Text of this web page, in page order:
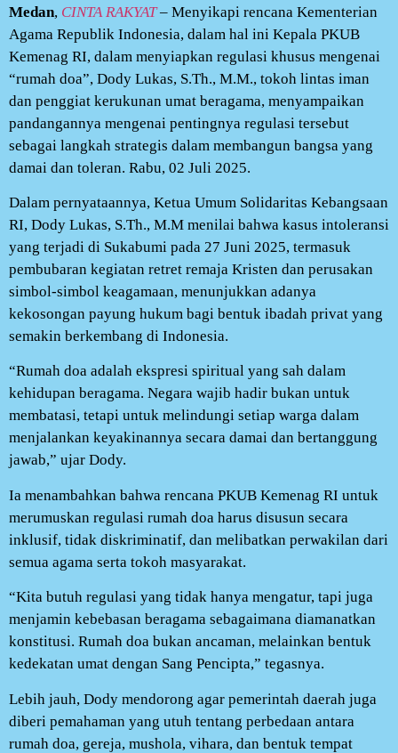
Medan, CINTA RAKYAT– Menyikapi rencana Kementerian
Agama Republik Indonesia, dalam hal ini Kepala PKUB
Kemenag RI, dalam menyiapkan regulasi khusus mengenai
“rumah doa”, Dody Lukas, S.Th., M.M., tokoh lintas iman
dan penggiat kerukunan umat beragama, menyampaikan
pandangannya mengenai pentingnya regulasi tersebut
sebagai langkah strategis dalam membangun bangsa yang
damai dan toleran. Rabu, 02 Juli 2025.
Dalam pernyataannya, Ketua Umum Solidaritas Kebangsaan
RI, Dody Lukas, S.Th., M.M menilai bahwa kasus intoleransi
yang terjadi di Sukabumi pada 27 Juni 2025, termasuk
pembubaran kegiatan retret remaja Kristen dan perusakan
simbol-simbol keagamaan, menunjukkan adanya
kekosongan payung hukum bagi bentuk ibadah privat yang
semakin berkembang di Indonesia.
“Rumah doa adalah ekspresi spiritual yang sah dalam
kehidupan beragama. Negara wajib hadir bukan untuk
membatasi, tetapi untuk melindungi setiap warga dalam
menjalankan keyakinannya secara damai dan bertanggung
jawab,” ujar Dody.
Ia menambahkan bahwa rencana PKUB Kemenag RI untuk
merumuskan regulasi rumah doa harus disusun secara
inklusif, tidak diskriminatif, dan melibatkan perwakilan dari
semua agama serta tokoh masyarakat.
“Kita butuh regulasi yang tidak hanya mengatur, tapi juga
menjamin kebebasan beragama sebagaimana diamanatkan
konstitusi. Rumah doa bukan ancaman, melainkan bentuk
kedekatan umat dengan Sang Pencipta,” tegasnya.
Lebih jauh, Dody mendorong agar pemerintah daerah juga
diberi pemahaman yang utuh tentang perbedaan antara
rumah doa, gereja, mushola, vihara, dan bentuk tempat